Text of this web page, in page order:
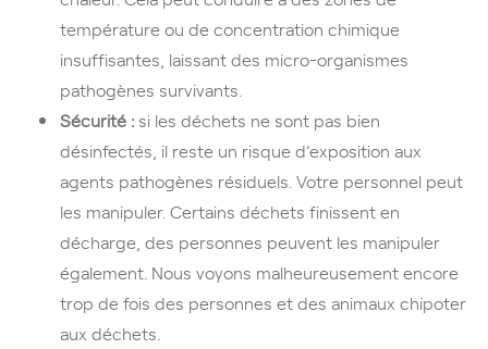
température ou de concentration chimique
insuffisantes, laissant des micro-organismes
pathogènes survivants.
Sécurité : si les déchets ne sont pas bien
désinfectés, il reste un risque d’exposition aux
agents pathogènes résiduels. Votre personnel peut
les manipuler. Certains déchets finissent en
décharge, des personnes peuvent les manipuler
également. Nous voyons malheureusement encore
trop de fois des personnes et des animaux chipoter
aux déchets.